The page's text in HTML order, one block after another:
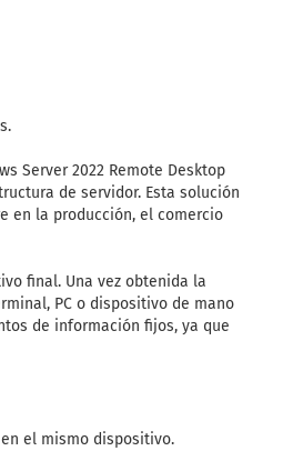
Server 2022 Remote Desktop
de servidor. Esta solución
en la producción, el comercio
final. Una vez obtenida la
PC o dispositivo de mano
de información fijos, ya que
el mismo dispositivo.